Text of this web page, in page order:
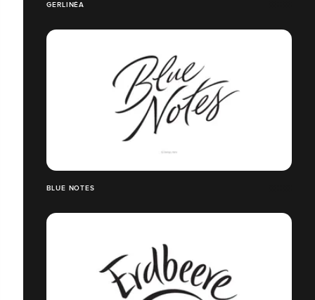
GERLINÉA
BLUE NOTES